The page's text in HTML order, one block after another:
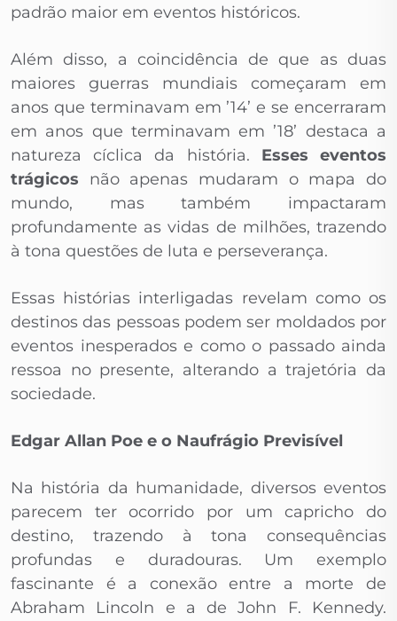
padrão maior em eventos históricos.
Além disso, a coincidência de que as duas
maiores guerras mundiais começaram em
anos que terminavam em ’14’ e se encerraram
em anos que terminavam em ’18’ destaca a
natureza cíclica da história. Esses eventos
trágicos não apenas mudaram o mapa do
mundo, mas também impactaram
profundamente as vidas de milhões, trazendo
à tona questões de luta e perseverança.
Essas histórias interligadas revelam como os
destinos das pessoas podem ser moldados por
eventos inesperados e como o passado ainda
ressoa no presente, alterando a trajetória da
sociedade.
Edgar Allan Poe e o Naufrágio Previsível
Na história da humanidade, diversos eventos
parecem ter ocorrido por um capricho do
destino, trazendo à tona consequências
profundas e duradouras. Um exemplo
fascinante é a conexão entre a morte de
Abraham Lincoln e a de John F. Kennedy.